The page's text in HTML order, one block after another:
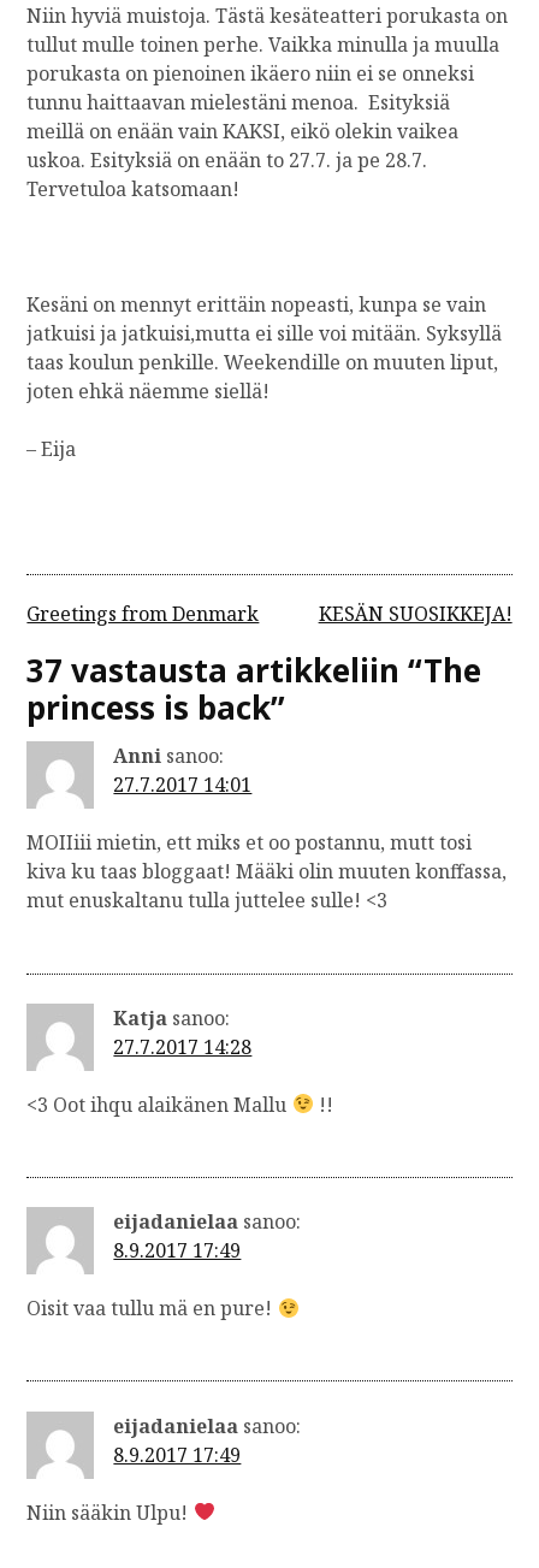
Niin hyviä muistoja. Tästä kesäteatteri porukasta on
tullut mulle toinen perhe. Vaikka minulla ja muulla
porukasta on pienoinen ikäero niin ei se onneksi
tunnu haittaavan mielestäni menoa. Esityksiä
meillä on enään vain KAKSI, eikö olekin vaikea
uskoa. Esityksiä on enään to 27.7. ja pe 28.7.
Tervetuloa katsomaan!
Kesäni on mennyt erittäin nopeasti, kunpa se vain
jatkuisi ja jatkuisi,mutta ei sille voi mitään. Syksyllä
taas koulun penkille. Weekendille on muuten liput,
joten ehkä näemme siellä!
– Eija
A
r
t
i
k
k
e
l
i
e
l
u
s
Greetings from Denmark KESÄN SUOSIKKEJA!
37 vastausta artikkeliin “The
princess is back”
Anni sanoo:
27.7.2017 14:01
MOIIiii mietin, ett miks et oo postannu, mutt tosi
kiva ku taas bloggaat! Määki olin muuten konffassa,
mut enuskaltanu tulla juttelee sulle! <3
Katja sanoo:
27.7.2017 14:28
<3 Oot ihqu alaikänen Mallu !!
eijadanielaa sanoo:
8.9.2017 17:49
Oisit vaa tullu mä en pure!
eijadanielaa sanoo:
8.9.2017 17:49
Niin sääkin Ulpu!